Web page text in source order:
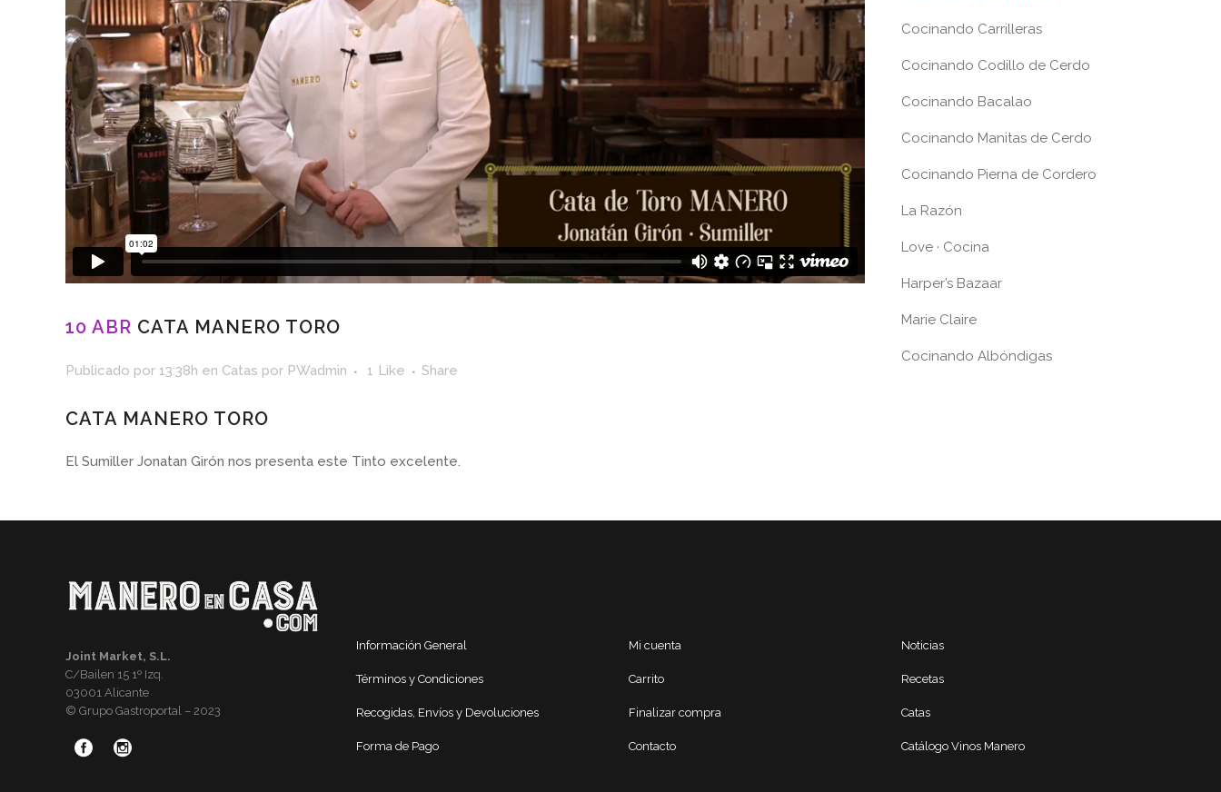
10 ABR CATA MANERO TORO
Publicado por 13:38h en Catas por PWadmin 1 Like Share
CATA MANERO TORO
El Sumiller Jonatan Girón nos presenta este Tinto excelente.
Cocinando Carrilleras
Cocinando Codillo de Cerdo
Cocinando Bacalao
Cocinando Manitas de Cerdo
Cocinando Pierna de Cordero
La Razón
Love · Cocina
Harper’s Bazaar
Marie Claire
Cocinando Albóndigas
Joint Market, S.L.
C/Bailen 15 1º Izq.
03001 Alicante
© Grupo Gastroportal – 2023
Información General
Términos y Condiciones
Recogidas, Envíos y Devoluciones
Forma de Pago
Mi cuenta
Carrito
Finalizar compra
Contacto
Noticias
Recetas
Catas
Catálogo Vinos Manero